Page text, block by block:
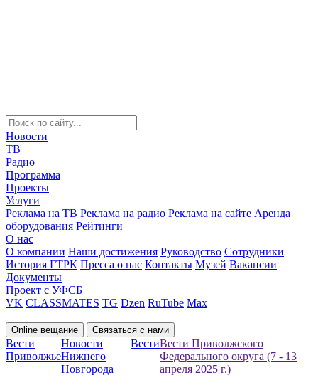
Новости
ТВ
Радио
Программа
Проекты
Услуги
Реклама на ТВ Реклама на радио Реклама на сайте Аренда
оборудования Рейтинги
О нас
О компании Наши достижения Руководство Сотрудники
История ГТРК Пресса о нас Контакты Музей Вакансии
Документы
Проект с УФСБ
VK CLASSMATES TG Dzen RuTube Max
Online вещание Связаться с нами
Вести
Приволжье
Новости
Нижнего
Новгорода
ВестиВести Приволжского
Федерального округа (7 - 13
апреля 2025 г.)